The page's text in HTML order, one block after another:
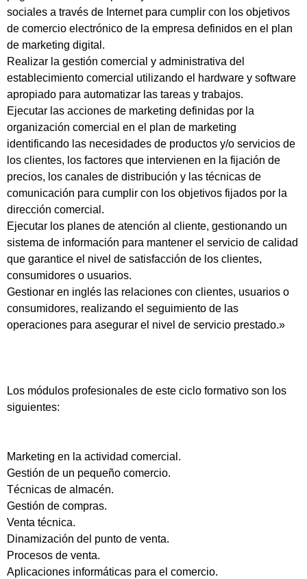
sociales a través de Internet para cumplir con los objetivos
de comercio electrónico de la empresa definidos en el plan
de marketing digital.
Realizar la gestión comercial y administrativa del
establecimiento comercial utilizando el hardware y software
apropiado para automatizar las tareas y trabajos.
Ejecutar las acciones de marketing definidas por la
organización comercial en el plan de marketing
identificando las necesidades de productos y/o servicios de
los clientes, los factores que intervienen en la fijación de
precios, los canales de distribución y las técnicas de
comunicación para cumplir con los objetivos fijados por la
dirección comercial.
Ejecutar los planes de atención al cliente, gestionando un
sistema de información para mantener el servicio de calidad
que garantice el nivel de satisfacción de los clientes,
consumidores o usuarios.
Gestionar en inglés las relaciones con clientes, usuarios o
consumidores, realizando el seguimiento de las
operaciones para asegurar el nivel de servicio prestado.»
Los módulos profesionales de este ciclo formativo son los
siguientes:
Marketing en la actividad comercial.
Gestión de un pequeño comercio.
Técnicas de almacén.
Gestión de compras.
Venta técnica.
Dinamización del punto de venta.
Procesos de venta.
Aplicaciones informáticas para el comercio.